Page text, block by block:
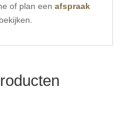
of plan een afspraak